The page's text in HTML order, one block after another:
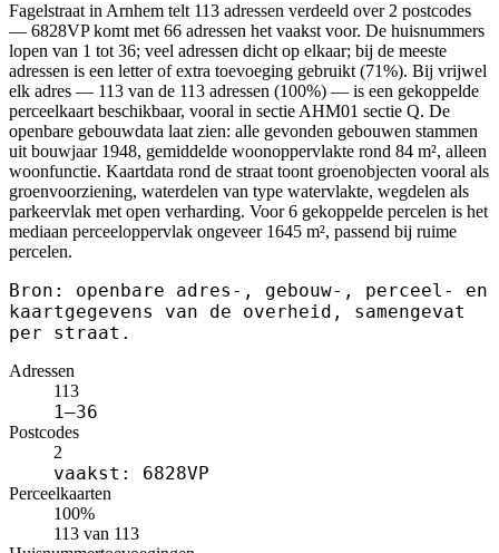
Fagelstraat in Arnhem telt 113 adressen verdeeld over 2 postcodes
— 6828VP komt met 66 adressen het vaakst voor. De huisnummers
lopen van 1 tot 36; veel adressen dicht op elkaar; bij de meeste
adressen is een letter of extra toevoeging gebruikt (71%). Bij vrijwel
elk adres — 113 van de 113 adressen (100%) — is een gekoppelde
perceelkaart beschikbaar, vooral in sectie AHM01 sectie Q. De
openbare gebouwdata laat zien: alle gevonden gebouwen stammen
uit bouwjaar 1948, gemiddelde woonoppervlakte rond 84 m², alleen
woonfunctie. Kaartdata rond de straat toont groenobjecten vooral als
groenvoorziening, waterdelen van type watervlakte, wegdelen als
parkeervlak met open verharding. Voor 6 gekoppelde percelen is het
mediaan perceeloppervlak ongeveer 1645 m², passend bij ruime
percelen.
Bron: openbare adres-, gebouw-, perceel- en
kaartgegevens van de overheid, samengevat
per straat.
Adressen
113
1–36
Postcodes
2
vaakst: 6828VP
Perceelkaarten
100%
113 van 113